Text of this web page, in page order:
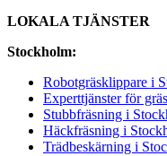
LOKALA TJÄNSTER
Stockholm:
Robotgräsklippare i
Experttjänster för
Stubbfräsning i
Häckfräsning i
Trädbeskärning i